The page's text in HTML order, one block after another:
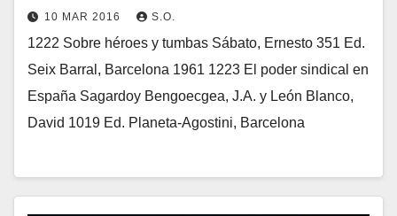
10 MAR 2016 S.O.
1222 Sobre héroes y tumbas Sábato, Ernesto 351 Ed.
Seix Barral, Barcelona 1961 1223 El poder sindical en
España Sagardoy Bengoecgea, J.A. y León Blanco,
David 1019 Ed. Planeta-Agostini, Barcelona